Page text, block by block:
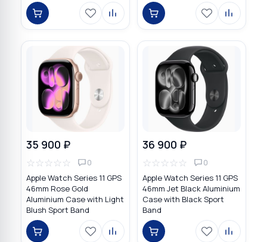
35 900 ₽
☆☆☆☆☆ 0
Apple Watch Series 11 GPS
46mm Rose Gold
Aluminium Case with Light
Blush Sport Band
36 900 ₽
☆☆☆☆☆ 0
Apple Watch Series 11 GPS
46mm Jet Black Aluminium
Case with Black Sport
Band